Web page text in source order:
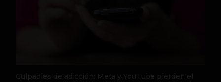
Culpables de adicción: Meta y YouTube pierden el